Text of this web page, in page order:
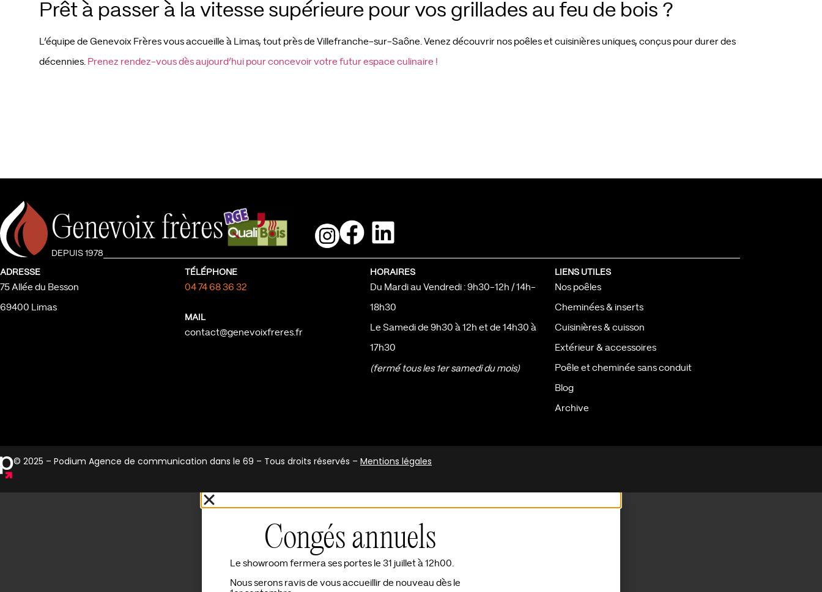
Prêt à passer à la vitesse supérieure pour vos grillades au feu de bois ?
L’équipe de Genevoix Frères vous accueille à Limas, tout près de Villefranche-sur-Saône. Venez découvrir nos poêles et cuisinières uniques, conçus pour durer des
décennies. Prenez rendez-vous dès aujourd’hui pour concevoir votre futur espace culinaire !
Genevoix frères
DEPUIS 1978
ADRESSE
75 Allée du Besson
69400 Limas
TÉLÉPHONE
04 74 68 36 32
MAIL
contact@genevoixfreres.fr
HORAIRES
Du Mardi au Vendredi : 9h30-12h / 14h-
18h30
Le Samedi de 9h30 à 12h et de 14h30 à
17h30
(fermé tous les 1er samedi du mois)
LIENS UTILES
Nos poêles
Cheminées & inserts
Cuisinières & cuisson
Extérieur & accessoires
Poêle et cheminée sans conduit
Blog
Archive
© 2025 – Podium Agence de communication dans le 69 – Tous droits réservés – Mentions légales
Congés annuels
Le showroom fermera ses portes le 31 juillet à 12h00.
Nous serons ravis de vous accueillir de nouveau dès le